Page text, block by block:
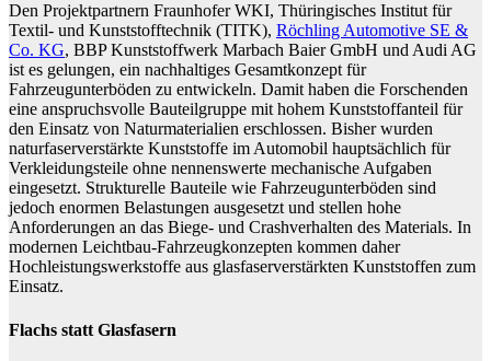
Den Projektpartnern Fraunhofer WKI, Thüringisches Institut für
Textil- und Kunststofftechnik (TITK), Röchling Automotive SE &
Co. KG, BBP Kunststoffwerk Marbach Baier GmbH und Audi AG
ist es gelungen, ein nachhaltiges Gesamtkonzept für
Fahrzeugunterböden zu entwickeln. Damit haben die Forschenden
eine anspruchsvolle Bauteilgruppe mit hohem Kunststoffanteil für
den Einsatz von Naturmaterialien erschlossen. Bisher wurden
naturfaserverstärkte Kunststoffe im Automobil hauptsächlich für
Verkleidungsteile ohne nennenswerte mechanische Aufgaben
eingesetzt. Strukturelle Bauteile wie Fahrzeugunterböden sind
jedoch enormen Belastungen ausgesetzt und stellen hohe
Anforderungen an das Biege- und Crashverhalten des Materials. In
modernen Leichtbau-Fahrzeugkonzepten kommen daher
Hochleistungswerkstoffe aus glasfaserverstärkten Kunststoffen zum
Einsatz.
Flachs statt Glasfasern